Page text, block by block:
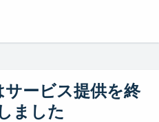
サービス提供を終
ました